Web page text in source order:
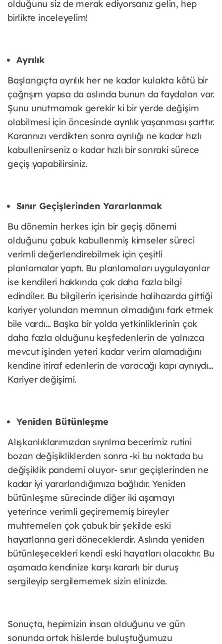
olduğunu siz de merak ediyorsanız gelin, hep
birlikte inceleyelim!
Ayrılık
Başlangıçta ayrılık her ne kadar kulakta kötü bir
çağrışım yapsa da aslında bunun da faydaları var.
Şunu unutmamak gerekir ki bir yerde değişim
olabilmesi için öncesinde ayrılık yaşanması şarttır.
Kararınızı verdikten sonra ayrılığı ne kadar hızlı
kabullenirseniz o kadar hızlı bir sonraki sürece
geçiş yapabilirsiniz.
Sınır Geçişlerinden Yararlanmak
Bu dönemin herkes için bir geçiş dönemi
olduğunu çabuk kabullenmiş kimseler süreci
verimli değerlendirebilmek için çeşitli
planlamalar yaptı. Bu planlamaları uygulayanlar
ise kendileri hakkında çok daha fazla bilgi
edindiler. Bu bilgilerin içerisinde halihazırda gittiği
kariyer yolundan memnun olmadığını fark etmek
bile vardı… Başka bir yolda yetkinliklerinin çok
daha fazla olduğunu keşfedenlerin de yalnızca
mevcut işinden yeteri kadar verim alamadığını
kendine itiraf edenlerin de varacağı kapı aynıydı…
Kariyer değişimi.
Yeniden Bütünleşme
Alışkanlıklarımızdan sıyrılma becerimiz rutini
bozan değişikliklerden sonra -ki bu noktada bu
değişiklik pandemi oluyor- sınır geçişlerinden ne
kadar iyi yararlandığımıza bağlıdır. Yeniden
bütünleşme sürecinde diğer iki aşamayı
yeterince verimli geçirememiş bireyler
muhtemelen çok çabuk bir şekilde eski
hayatlarına geri döneceklerdir. Aslında yeniden
bütünleşecekleri kendi eski hayatları olacaktır. Bu
aşamada kendinize karşı kararlı bir duruş
sergileyip sergilememek sizin elinizde.
Sonuçta, hepimizin insan olduğunu ve gün
sonunda ortak hislerde buluştuğumuzu